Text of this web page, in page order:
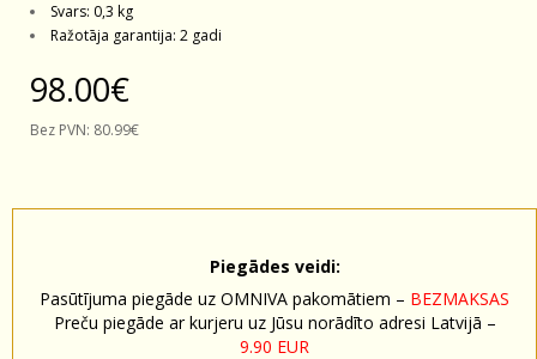
Svars: 0,3 kg
Ražotāja garantija: 2 gadi
98.00€
Bez PVN: 80.99€
Piegādes veidi:
Pasūtījuma piegāde uz OMNIVA pakomātiem – BEZMAKSAS
Preču piegāde ar kurjeru uz Jūsu norādīto adresi Latvijā –
9.90 EUR